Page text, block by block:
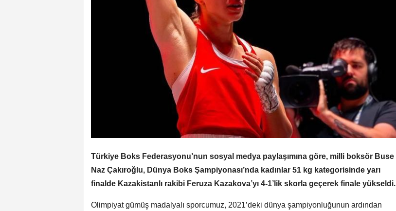
Türkiye Boks Federasyonu’nun sosyal medya paylaşımına göre, milli boksör Buse
Naz Çakıroğlu, Dünya Boks Şampiyonası’nda kadınlar 51 kg kategorisinde yarı
finalde Kazakistanlı rakibi Feruza Kazakova’yı 4-1’lik skorla geçerek finale yükseldi.
Olimpiyat gümüş madalyalı sporcumuz, 2021’deki dünya şampiyonluğunun ardından